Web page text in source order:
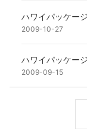
2009-10-27
ハワイパッケー
2009-09-15